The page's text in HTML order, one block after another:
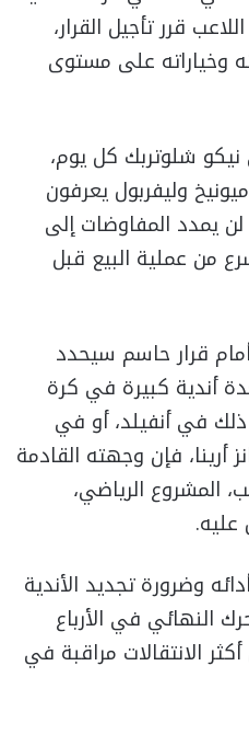
2030، لكن اللاعب قرر تأجيل القرار،
وخياراته على مستوى
شلوتربك كل يوم،
وليفربول يعرفون
يمدد المفاوضات إلى
من عملية البيع قبل
قرار حاسم سيحدد
أندية كبيرة في كرة
ذلك في أنفيلد، أو في
أرينا، فإن وجهته القادمة
المشروع الرياضي،
وضرورة تجديد الأندية
النهائي في الأرباع
الانتقالات مراقبة في